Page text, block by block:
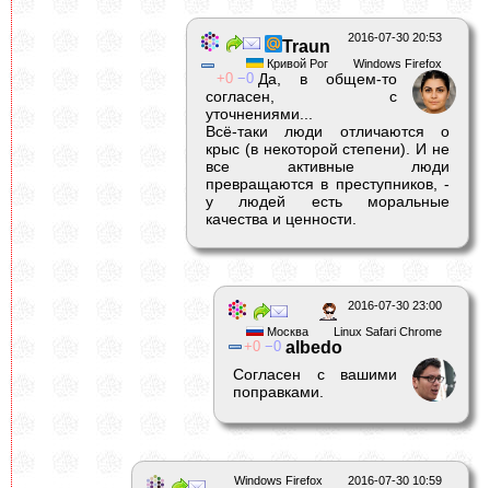
2016-07-30 20:53
Windows Firefox
Кривой Рог
0 0
Traun
Да, в общем-то
согласен, с
уточнениями...
Всё-таки люди отличаются о
крыс (в некоторой степени). И не
все активные люди
превращаются в преступников, -
у людей есть моральные
качества и ценности.
2016-07-30 23:00
Linux Safari Chrome
Москва
0 0 albedо
Согласен с вашими
поправками.
2016-07-30 10:59
Windows Firefox